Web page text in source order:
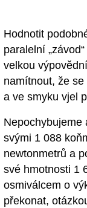
Hodnotit
paralelní
velkou
namítnout, že
a ve smyku vjel
Nepochybujeme
svými 1 088
newtonmetrů a
své hmotnosti 1
osmiválcem o
překonat,